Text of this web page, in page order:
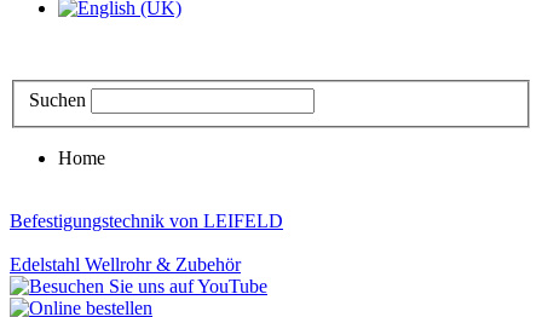
Suchen
Home
Befestigungstechnik von LEIFELD
Edelstahl Wellrohr & Zubehör